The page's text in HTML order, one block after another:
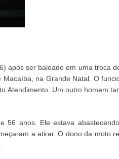
após ser baleado em uma troca
na Grande Natal. O
Atendimento. Um outro homem
56 anos. Ele estava
a atirar. O dono da moto